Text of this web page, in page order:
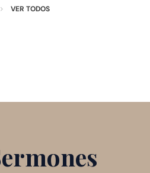
VER TODOS